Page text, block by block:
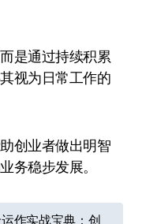
是通过持续积累
视为日常工作的
创业者做出明智
务稳步发展。
作实战宝典：创